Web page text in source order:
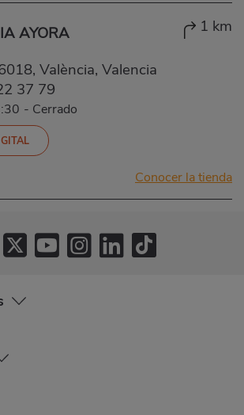
AYORA 1 km
València, Valencia
37 79
- Cerrado
Conocer la tienda